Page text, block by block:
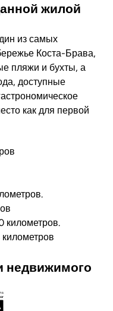
жилой
из самых
Коста-Брава,
пляжи и бухты, а
доступные
как для первой
километров.
недвижимого